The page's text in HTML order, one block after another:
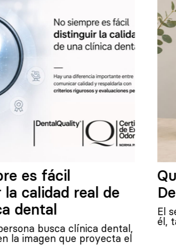
es fácil
calidad real de
dental
busca clínica dental,
la imagen que proyecta el
El
él,